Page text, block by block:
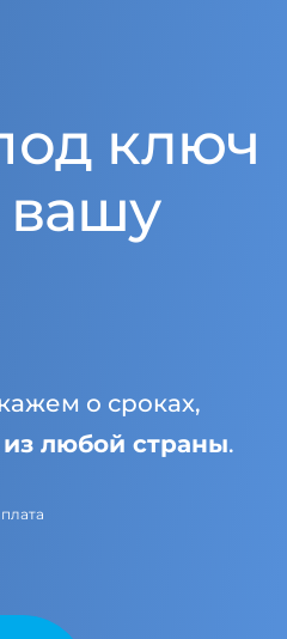
ключ
о сроках,
из любой страны.